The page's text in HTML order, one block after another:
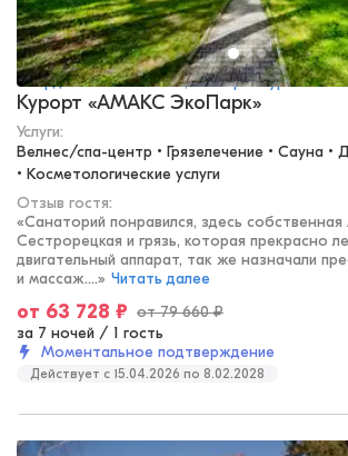
Свердловская область, Екатеринбург
Курорт «АМАКС ЭкоПарк»
Услуги:
Велнес/спа-центр • Грязелечение • Сауна •
• Косметологические услуги
Отзыв гостя:
«Санаторий понравился, здесь собственная
Сестрорецкая и грязь, которая прекрасно
двигательный аппарат, так же назначали
и массаж....» Читать далее
от 63 728 ₽ от79 660 ₽
за 7 ночей / 1 гость
Моментальное подтверждение
Действует c 15.04.2026 по 8.02.2028